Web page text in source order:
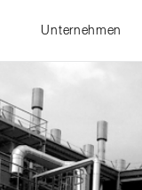
Unternehmen